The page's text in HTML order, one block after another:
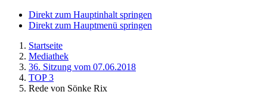
Direkt zum Hauptinhalt springen
Direkt zum Hauptmenü springen
Startseite
Mediathek
36. Sitzung vom 07.06.2018
TOP 3
Rede von Sönke Rix